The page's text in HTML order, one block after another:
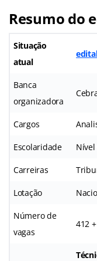
Resumo do
Situação
atual
Banca
organizadora
Cargos
Escolaridade
Carreiras
Lotação
Número de
vagas
412